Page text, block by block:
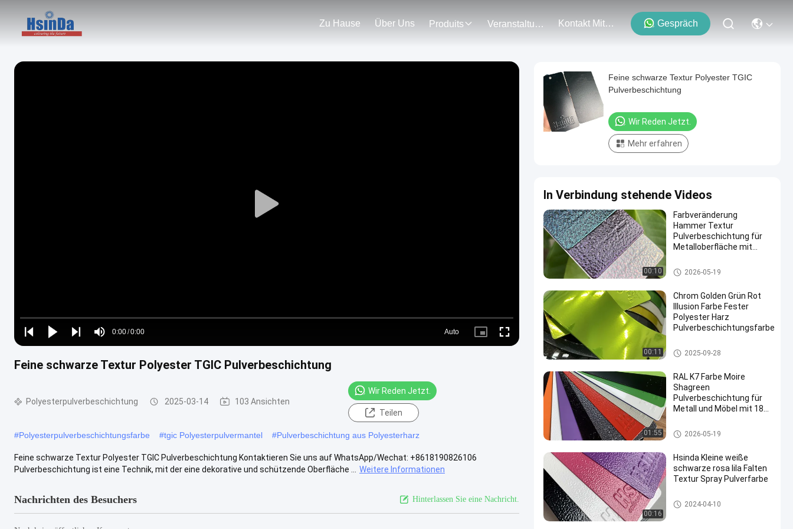
Zu Hause Über Uns Produits Veranstaltungen Kontakt Mit Uns Gespräch
Play
Play
Play
Play
Mute
Time
0:00/0:00
Loaded:
0%
Auto
Picture- Fullscreen
Feine schwarze Textur Polyester TGIC Pulverbeschichtung
Polyesterpulverbeschichtung 2025-03-14 103 Ansichten
Wir Reden Jetzt.
Teilen
#Polyesterpulverbeschichtungsfarbe #tgic Polyesterpulvermantel #Pulverbeschichtung aus Polyesterharz
Feine schwarze Textur Polyester TGIC Pulverbeschichtung Kontaktieren Sie uns auf WhatsApp/Wechat: +8618190826106
Pulverbeschichtung ist eine Technik, mit der eine dekorative und schützende Oberfläche ...
Weitere Informationen
Nachrichten des Besuchers Hinterlassen Sie eine Nachricht.
Feine schwarze Textur Polyester TGIC
Pulverbeschichtung
Wir Reden Jetzt.
Mehr erfahren
In Verbindung stehende Videos
00:10
Farbveränderung
Hammer Textur
Pulverbeschichtung für
Metalloberfläche mit
Glanz
Polyesterpulverbeschichtung
2026-05-19
00:11
Chrom Golden Grün Rot
Illusion Farbe Fester
Polyester Harz
Pulverbeschichtungsfarbe
Polyesterpulverbeschichtung
2025-09-28
01:55
RAL K7 Farbe Moire
Shagreen
Pulverbeschichtung für
Metall und Möbel mit 180-
elektrostatischen
Sprühfarben
Thermoset Pulverbeschichtun
g
2026-05-19
00:16
Hsinda Kleine weiße
schwarze rosa lila Falten
Textur Spray Pulverfarbe
Polyesterpulverbeschichtung
2024-04-10